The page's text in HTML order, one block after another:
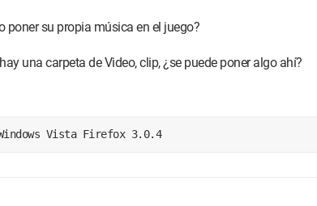
poner su propia música en el juego?
una carpeta de Video, clip, ¿se puede poner algo ahí?
Vista Firefox 3.0.4